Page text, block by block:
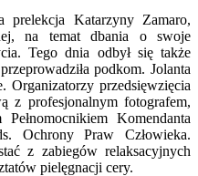
prelekcja Katarzyny Zamaro,
na temat dbania o swoje
Tego dnia odbył się także
podkom. Jolanta
przedsięwzięcia
z profesjonalnym fotografem,
Komendanta
Ochrony Praw Człowieka.
z zabiegów relaksacyjnych
pielęgnacji cery.